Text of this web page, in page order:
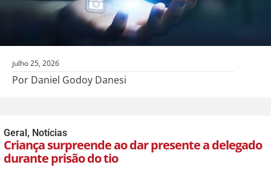
julho 25, 2026
Por Daniel Godoy Danesi
Geral, Notícias
Criança surpreende ao dar presente a delegado
durante prisão do tio